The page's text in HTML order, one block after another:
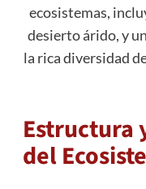
ecosistemas,
desierto árido, y
la rica diversidad
Estructura
del